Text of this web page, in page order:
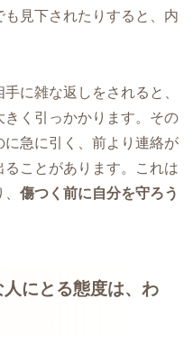
見下されたりすると、内
に雑な返しをされると、
く引っかかります。その
急に引く、前より連絡が
ことがあります。これは
傷つく前に自分を守ろう
にとる態度は、わ